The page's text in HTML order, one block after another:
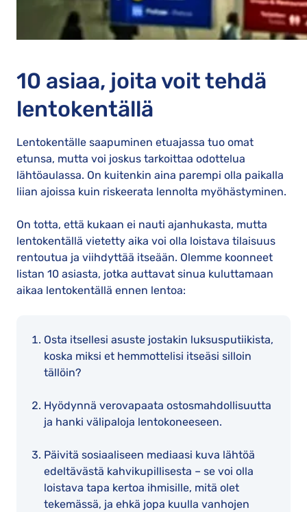
10 asiaa, joita voit tehdä
lentokentällä
Lentokentälle saapuminen etuajassa tuo omat
etunsa, mutta voi joskus tarkoittaa odottelua
lähtöaulassa. On kuitenkin aina parempi olla paikalla
liian ajoissa kuin riskeerata lennolta myöhästyminen.
On totta, että kukaan ei nauti ajanhukasta, mutta
lentokentällä vietetty aika voi olla loistava tilaisuus
rentoutua ja viihdyttää itseään. Olemme koonneet
listan 10 asiasta, jotka auttavat sinua kuluttamaan
aikaa lentokentällä ennen lentoa:
Osta itsellesi asuste jostakin luksusputiikista,
koska miksi et hemmottelisi itseäsi silloin
tällöin?
Hyödynnä verovapaata ostosmahdollisuutta
ja hanki välipaloja lentokoneeseen.
Päivitä sosiaaliseen mediaasi kuva lähtöä
edeltävästä kahvikupillisesta – se voi olla
loistava tapa kertoa ihmisille, mitä olet
tekemässä, ja ehkä jopa kuulla vanhojen